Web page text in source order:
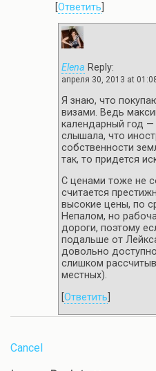
Ответить
Elena Reply:
апреля 30, 2013 at
Я знаю, что
визами. Ведь
календарный год —
слышала, что
собственности
так, то придется
С ценами тоже не
считается
высокие цены, по
Непалом, но
дороги, поэтому
подальше от
довольно
слишком
местных).
Ответить
Cancel